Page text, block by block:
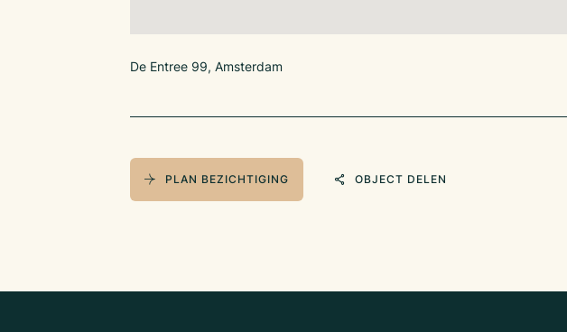
De Entree 99, Amsterdam
PLAN BEZICHTIGING OBJECT DELEN